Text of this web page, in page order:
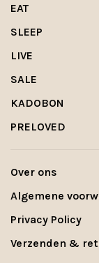
EAT
SLEEP
LIVE
SALE
KADOBON
PRELOVED
Over ons
Algemene
Privacy Policy
Verzenden &